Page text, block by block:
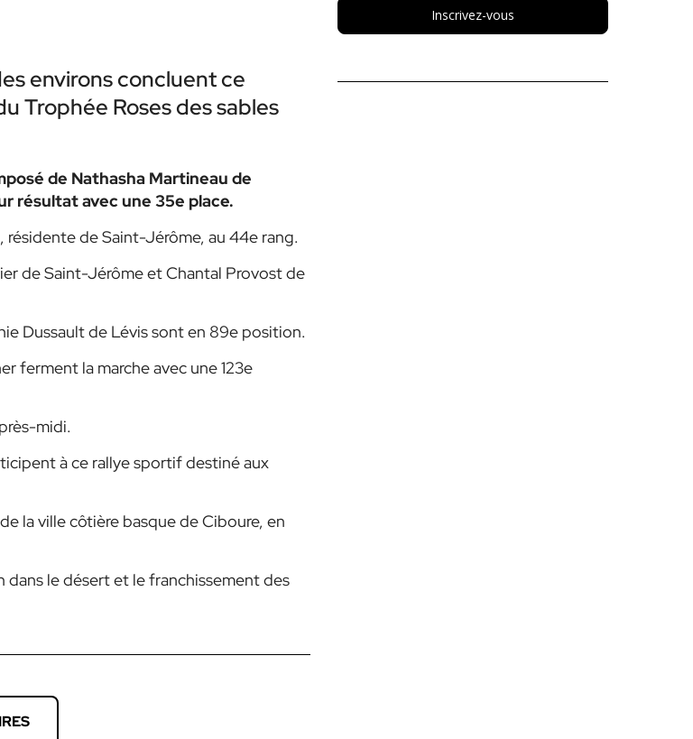
environs concluent ce
Trophée Roses des sables
de Nathasha Martineau de
résultat avec une 35e place.
de Saint-Jérôme, au 44e rang.
de Saint-Jérôme et Chantal Provost de
Dussault de Lévis sont en 89e position.
ferment la marche avec une 123e
midi.
à ce rallye sportif destiné aux
la ville côtière basque de Ciboure, en
dans le désert et le franchissement des
Inscrivez-vous